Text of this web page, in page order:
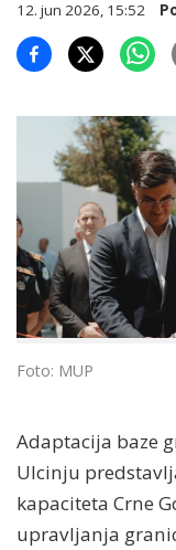
12. jun 2026, 15:52
Foto: MUP
Adaptacija baze
Ulcinju
kapaciteta Crne
upravljanja